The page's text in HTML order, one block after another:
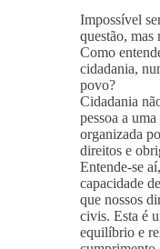
Impossível
questão, mas
Como
cidadania,
povo?
Cidadania
pessoa a
organizada
direitos e
Entende-se
capacidade
que nossos
civis. Esta é
equilíbrio e